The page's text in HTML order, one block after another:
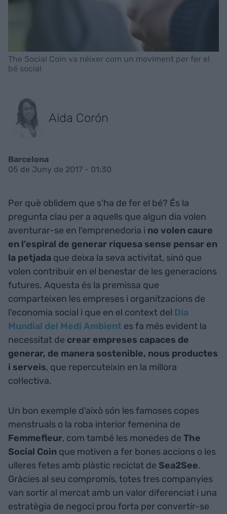
The Social Coin va néixer com un moviment per fer el
bé social
Aida Corón
Barcelona
05 de Juny de 2017 - 01:30
Per què oblidem que s'ha de fer el bé? És la
pregunta clau per a aquells que algun dia volen
aventurar-se en l'emprenedoria i no volen caure
en l'espiral de generar riquesa sense pensar en
la petjada que deixa la seva activitat, sinó que
volen contribuir en el benestar de les generacions
futures. Aquesta és la premissa que
comparteixen les empreses i organitzacions de
l'economia social i que en el context del Dia
Mundial del Medi Ambient es fa més evident la
necessitat de crear empreses capaces de
generar, de manera sostenible, nous productes
i serveis, que repercuteixin en la millora
col·lectiva.
Un bon exemple d'això són les famoses copes
menstruals o la roba interior femenina de
Femmefleur, com també les monedes de The
Social Coin que motiven a fer bones accions o les
ulleres fetes amb plàstic reciclat de Sea2See.
Gràcies al seu compromís, totes tres companyies
van sortir al mercat amb un valor diferenciat i una
estratègia de negoci prou forta per convertir-se